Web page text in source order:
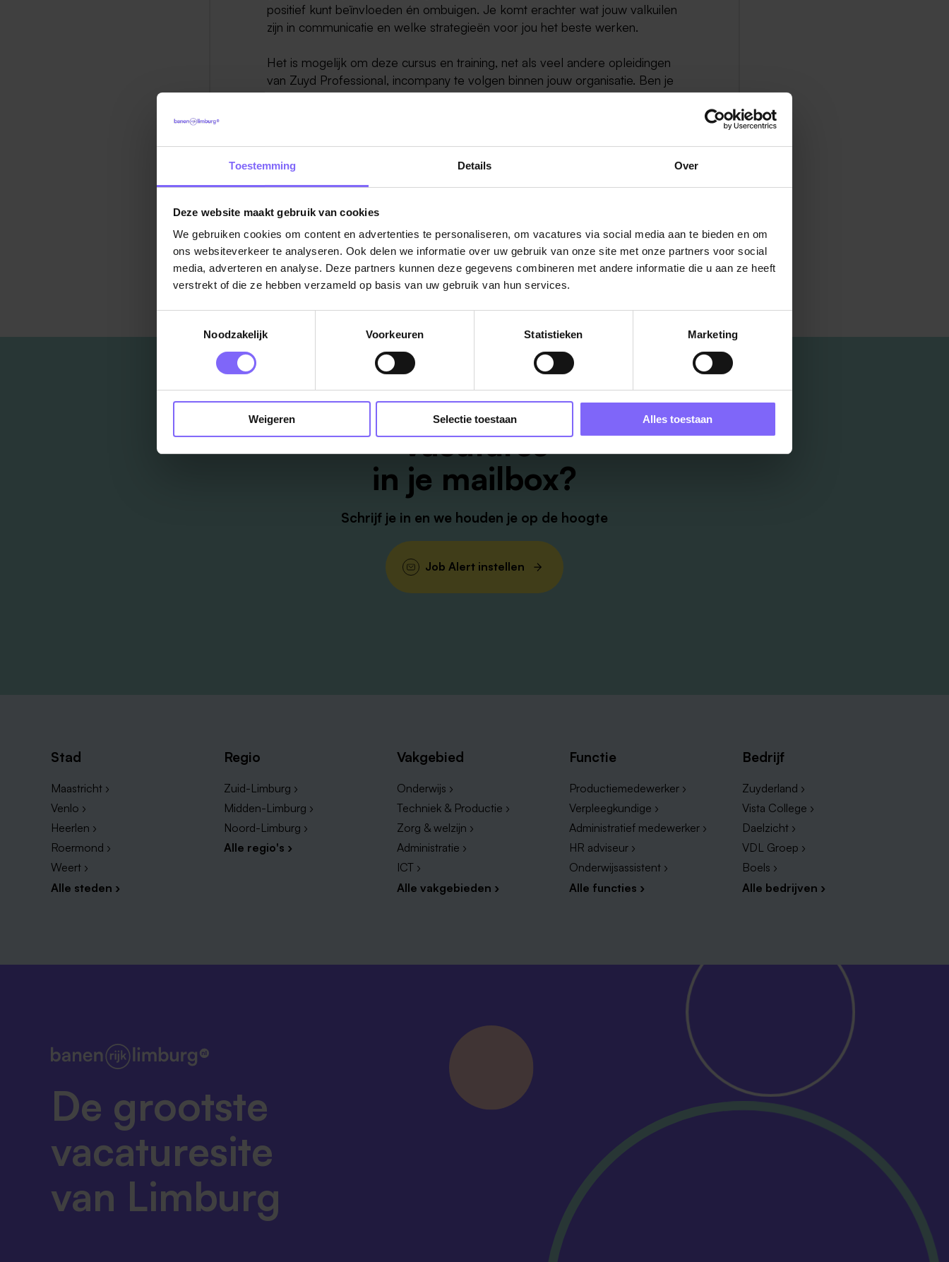
Toestemming Details Over
Deze website maakt gebruik van cookies
We gebruiken cookies om content en advertenties te personaliseren, om vacatures via social media aan te bieden en om
ons websiteverkeer te analyseren. Ook delen we informatie over uw gebruik van onze site met onze partners voor social
media, adverteren en analyse. Deze partners kunnen deze gegevens combineren met andere informatie die u aan ze heeft
verstrekt of die ze hebben verzameld op basis van uw gebruik van hun services.
Noodzakelijk
Voorkeuren Statistieken Marketing
Weigeren Selectie toestaan Alles toestaan
positief kunt beïnvloeden én ombuigen. Je komt erachter wat jouw valkuilen
zijn in communicatie en welke strategieën voor jou het beste werken.
Het is mogelijk om deze cursus en training, net als veel andere opleidingen
van Zuyd Professional, incompany te volgen binnen jouw organisatie. Ben je
nieuwsgierig geworden? Bekijk dan deopleidingspagina. Het volledige
Bron: Zuyd Professional
Terug naar alle items
Vacatures
in je mailbox?
Schrijf je in en we houden je op de hoogte
Job Alert instellen
Stad
Maastricht ›
Venlo ›
Heerlen ›
Roermond ›
Weert ›
Alle steden ›
Regio
Zuid-Limburg ›
Midden-Limburg ›
Noord-Limburg ›
Alle regio's ›
Vakgebied
Onderwijs ›
Techniek & Productie ›
Zorg & welzijn ›
Administratie ›
ICT ›
Alle vakgebieden ›
Functie
Productiemedewerker ›
Verpleegkundige ›
Administratief medewerker ›
HR adviseur ›
Onderwijsassistent ›
Alle functies ›
Bedrijf
Zuyderland ›
Vista College ›
Daelzicht ›
VDL Groep ›
Boels ›
Alle bedrijven ›
De grootste
vacaturesite
van Limburg